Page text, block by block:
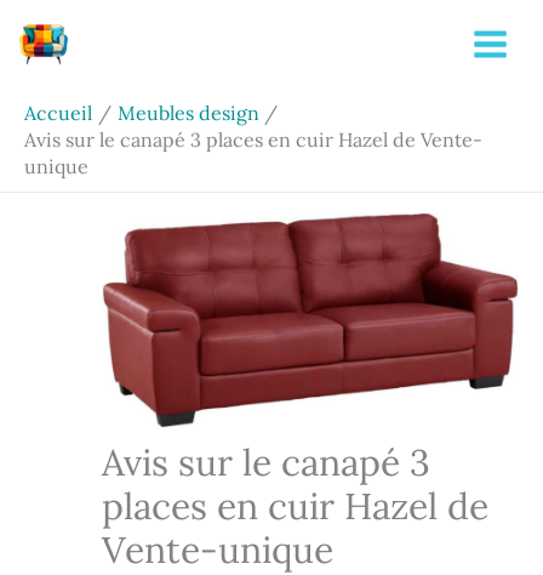
au
Accueil
Meubles design
Avis sur le canapé 3 places en cuir Hazel de Vente-
unique
Avis sur le canapé 3
places en cuir Hazel de
Vente-unique
Rechercher